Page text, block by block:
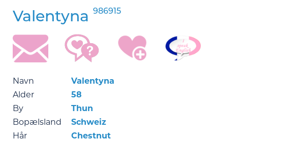
Valentyna 986915
Navn
Valentyna
Alder
58
By
Thun
Bopælsland
Schweiz
Hår
Chestnut